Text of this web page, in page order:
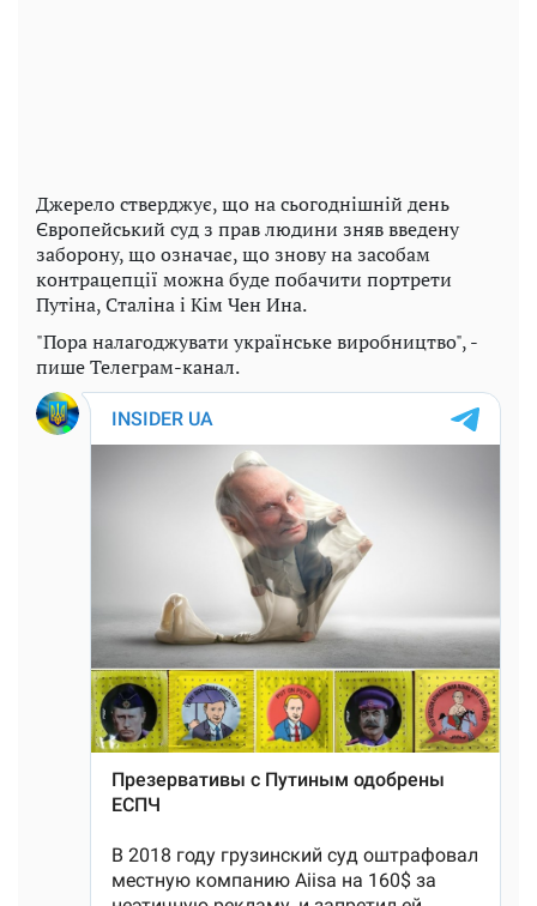
Джерело стверджує, що на сьогоднішній день
Європейський суд з прав людини зняв введену
заборону, що означає, що знову на засобам
контрацепції можна буде побачити портрети
Путіна, Сталіна і Кім Чен Ина.
"Пора налагоджувати українське виробництво", -
пише Телеграм-канал.